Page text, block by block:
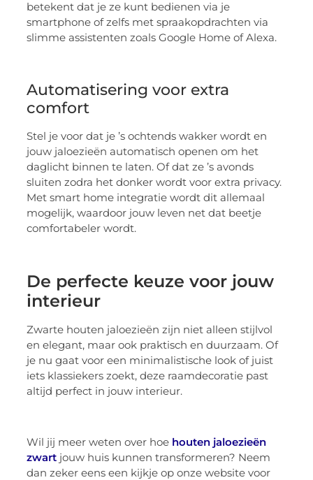
betekent dat je ze kunt bedienen via je
smartphone of zelfs met spraakopdrachten via
slimme assistenten zoals Google Home of Alexa.
Automatisering voor extra
comfort
Stel je voor dat je ’s ochtends wakker wordt en
jouw jaloezieën automatisch openen om het
daglicht binnen te laten. Of dat ze ’s avonds
sluiten zodra het donker wordt voor extra privacy.
Met smart home integratie wordt dit allemaal
mogelijk, waardoor jouw leven net dat beetje
comfortabeler wordt.
De perfecte keuze voor jouw
interieur
Zwarte houten jaloezieën zijn niet alleen stijlvol
en elegant, maar ook praktisch en duurzaam. Of
je nu gaat voor een minimalistische look of juist
iets klassiekers zoekt, deze raamdecoratie past
altijd perfect in jouw interieur.
Wil jij meer weten over hoe houten jaloezieën
zwart jouw huis kunnen transformeren? Neem
dan zeker eens een kijkje op onze website voor